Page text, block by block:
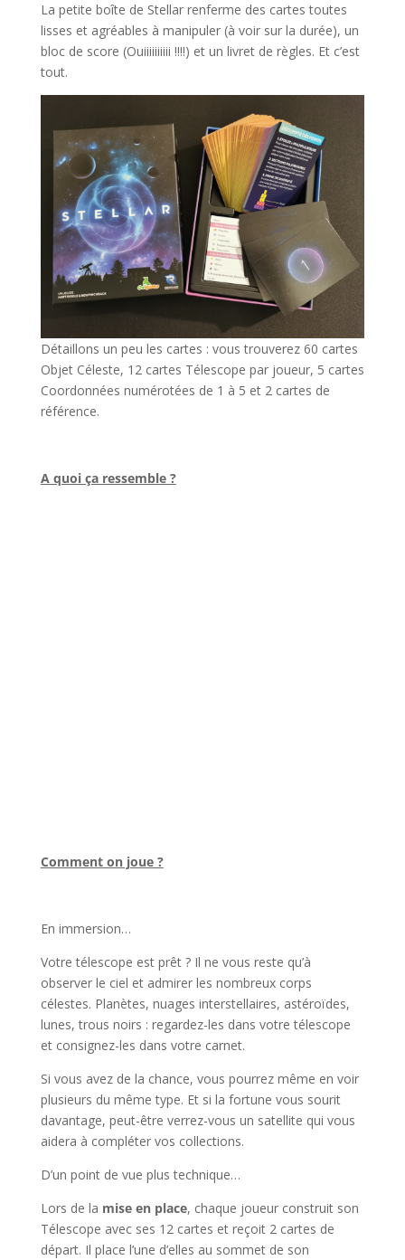
La petite boîte de Stellar renferme des cartes toutes
lisses et agréables à manipuler (à voir sur la durée), un
bloc de score (Ouiiiiiiiiii !!!!) et un livret de règles. Et c’est
tout.
Détaillons un peu les cartes : vous trouverez 60 cartes
Objet Céleste, 12 cartes Télescope par joueur, 5 cartes
Coordonnées numérotées de 1 à 5 et 2 cartes de
référence.
A quoi ça ressemble ?
Comment on joue ?
En immersion…
Votre télescope est prêt ? Il ne vous reste qu’à
observer le ciel et admirer les nombreux corps
célestes. Planètes, nuages interstellaires, astéroïdes,
lunes, trous noirs : regardez-les dans votre télescope
et consignez-les dans votre carnet.
Si vous avez de la chance, vous pourrez même en voir
plusieurs du même type. Et si la fortune vous sourit
davantage, peut-être verrez-vous un satellite qui vous
aidera à compléter vos collections.
D’un point de vue plus technique…
Lors de la mise en place, chaque joueur construit son
Télescope avec ses 12 cartes et reçoit 2 cartes de
départ. Il place l’une d’elles au sommet de son